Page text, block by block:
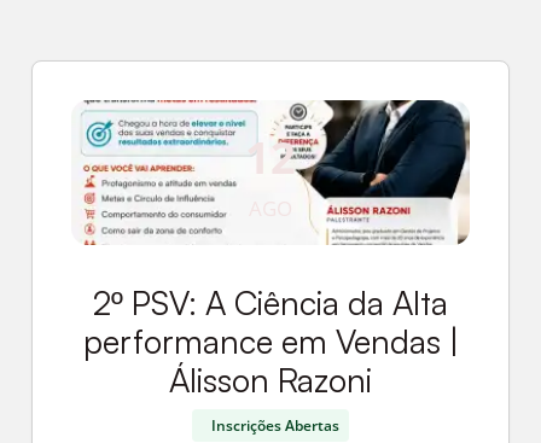
12
2º PSV: A Ciência da Alta
performance em Vendas |
Álisson Razoni
Inscrições Abertas